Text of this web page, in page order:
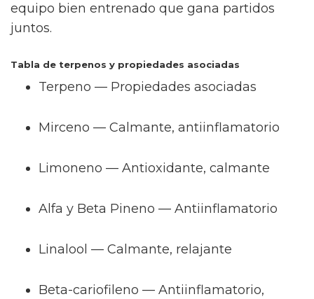
equipo bien entrenado que gana partidos
juntos.
Tabla de terpenos y propiedades asociadas
Terpeno — Propiedades asociadas
Mirceno — Calmante, antiinflamatorio
Limoneno — Antioxidante, calmante
Alfa y Beta Pineno — Antiinflamatorio
Linalool — Calmante, relajante
Beta-cariofileno — Antiinflamatorio,